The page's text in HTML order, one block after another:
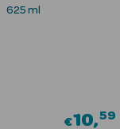
Perfumes
Cabelo
625 ml
€10 59